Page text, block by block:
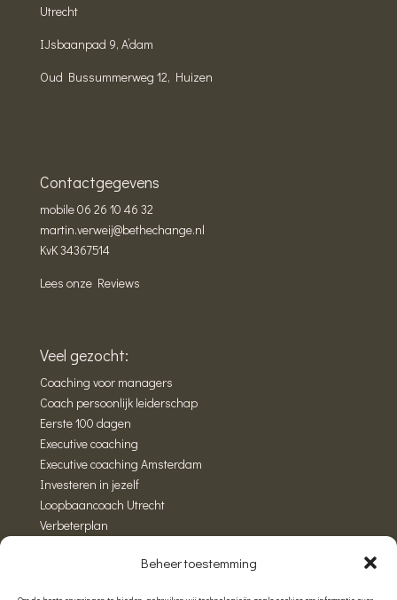
Beheer toestemming
Utrecht
IJsbaanpad 9, A’dam
Oud Bussummerweg 12, Huizen
Contactgegevens
mobile06 26 10 46 32
martin.verweij@bethechange.nl
KvK 34367514
Lees onze Reviews
Veel gezocht:
Coaching voor managers
Coach persoonlijk leiderschap
Eerste 100 dagen
Executive coaching
Executive coaching Amsterdam
Investeren in jezelf
Loopbaancoach Utrecht
Verbeterplan